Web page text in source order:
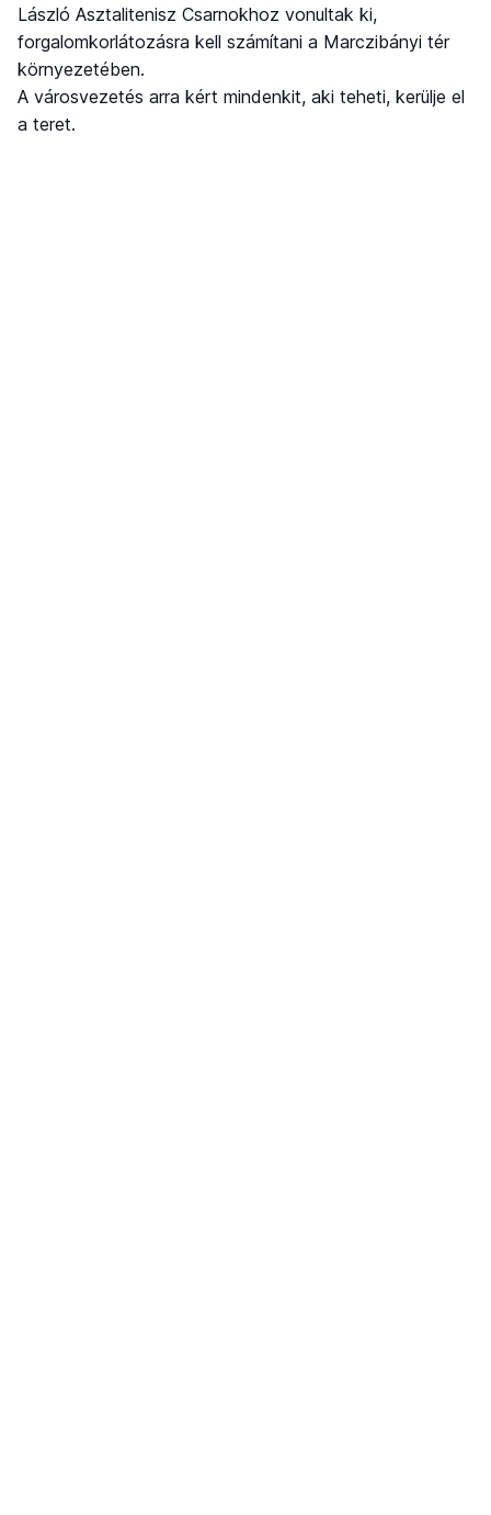
László Asztalitenisz Csarnokhoz vonultak ki,
forgalomkorlátozásra kell számítani a Marczibányi tér
környezetében.
A városvezetés arra kért mindenkit, aki teheti, kerülje el
a teret.